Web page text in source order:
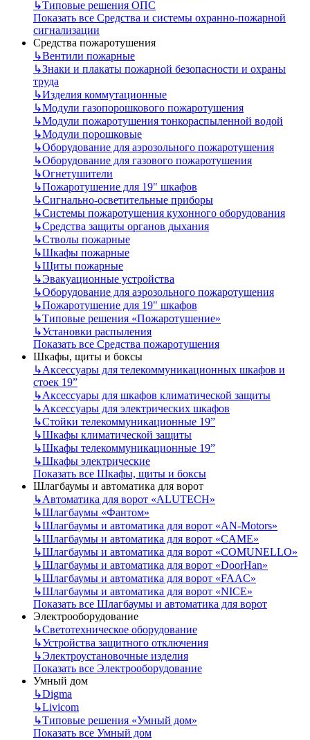
↳Типовые решения ОПС
Показать все Средства и системы охранно-пожарной
сигнализации
Средства пожаротушения
↳Вентили пожарные
↳Знаки и плакаты пожарной безопасности и охраны
труда
↳Изделия коммутационные
↳Модули газопорошкового пожаротушения
↳Модули пожаротушения тонкораспыленной водой
↳Модули порошковые
↳Оборудование для аэрозольного пожаротушения
↳Оборудование для газового пожаротушения
↳Огнетушители
↳Пожаротушение для 19" шкафов
↳Сигнально-осветительные приборы
↳Системы пожаротушения кухонного оборудования
↳Средства защиты органов дыхания
↳Стволы пожарные
↳Шкафы пожарные
↳Щиты пожарные
↳Эвакуационные устройства
↳Оборудование для аэрозольного пожаротушения
↳Пожаротушение для 19" шкафов
↳Типовые решения «Пожаротушение»
↳Установки распыления
Показать все Средства пожаротушения
Шкафы, щиты и боксы
↳Аксессуары для телекоммуникационных шкафов и
стоек 19”
↳Аксессуары для шкафов климатической защиты
↳Аксессуары для электрических шкафов
↳Стойки телекоммуникационные 19”
↳Шкафы климатической защиты
↳Шкафы телекоммуникационные 19”
↳Шкафы электрические
Показать все Шкафы, щиты и боксы
Шлагбаумы и автоматика для ворот
↳Автоматика для ворот «ALUTECH»
↳Шлагбаумы «Фантом»
↳Шлагбаумы и автоматика для ворот «AN-Motors»
↳Шлагбаумы и автоматика для ворот «CAME»
↳Шлагбаумы и автоматика для ворот «COMUNELLO»
↳Шлагбаумы и автоматика для ворот «DoorHan»
↳Шлагбаумы и автоматика для ворот «FAAC»
↳Шлагбаумы и автоматика для ворот «NICE»
Показать все Шлагбаумы и автоматика для ворот
Электрооборудование
↳Светотехническое оборудование
↳Устройства защитного отключения
↳Электроустановочные изделия
Показать все Электрооборудование
Умный дом
↳Digma
↳Livicom
↳Типовые решения «Умный дом»
Показать все Умный дом